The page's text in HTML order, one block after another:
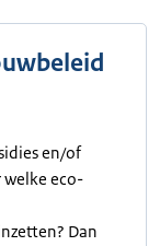
en/of
welke eco-
Dan